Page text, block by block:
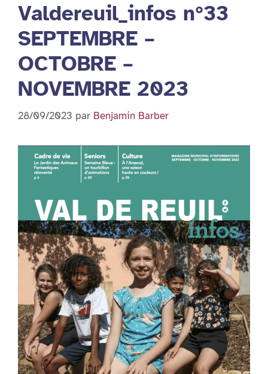
Valdereuil_infos n°33
SEPTEMBRE –
OCTOBRE –
NOVEMBRE 2023
28/09/2023 par Benjamin Barber